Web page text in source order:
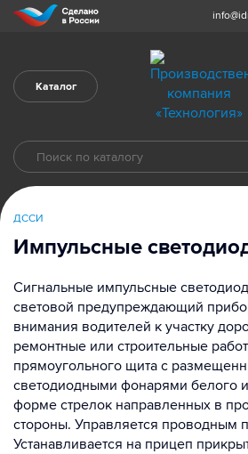
Каталог
ДССИ
Импульсные
Сигнальные импульсные
световой предупреждающий
внимания водителей к участку
ремонтные или строительные
прямоугольного щита с
светодиодными фонарями белого
форме стрелок направленных в
стороны. Управляется проводным
Устанавливается на прицеп